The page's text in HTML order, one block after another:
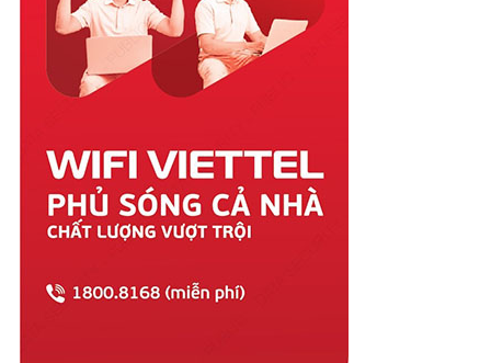
Sơn La
Tây Ninh
Thái Bình
Thái Nguyên
Thừa Thiên Huế
Tiền Giang
Trà Vinh
Tuyên Quang
Vĩnh Phúc
Vũng Tàu